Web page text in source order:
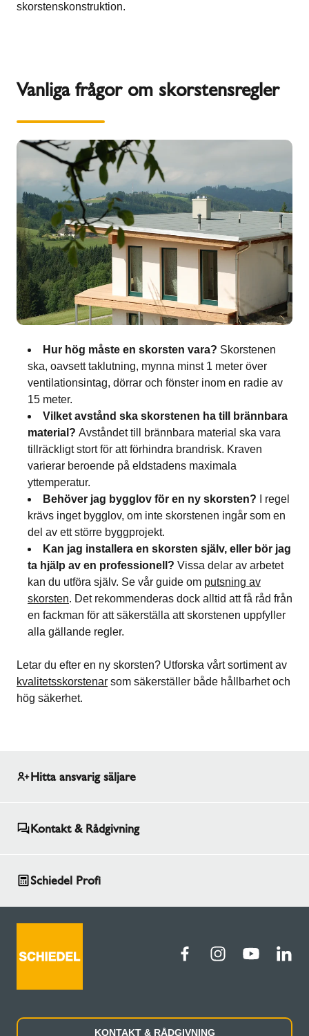
skorstenskonstruktion.
Vanliga frågor om skorstensregler
Hur hög måste en skorsten vara? Skorstenen
ska, oavsett taklutning, mynna minst 1 meter över
ventilationsintag, dörrar och fönster inom en radie av
15 meter.
Vilket avstånd ska skorstenen ha till brännbara
material? Avståndet till brännbara material ska vara
tillräckligt stort för att förhindra brandrisk. Kraven
varierar beroende på eldstadens maximala
yttemperatur.
Behöver jag bygglov för en ny skorsten?
I regel
krävs inget bygglov, om inte skorstenen ingår som en
del av ett större byggprojekt.
Kan jag installera en skorsten själv, eller bör jag
ta hjälp av en professionell? Vissa delar av arbetet
kan du utföra själv. Se vår guide om putsning av
skorsten. Det rekommenderas dock alltid att få råd från
en fackman för att säkerställa att skorstenen uppfyller
alla gällande regler.
Letar du efter en ny skorsten? Utforska vårt sortiment av
kvalitetsskorstenar som säkerställer både hållbarhet och
hög säkerhet.
Hitta ansvarig säljare
Kontakt & Rådgivning
Schiedel Profi
KONTAKT & RÅDGIVNING